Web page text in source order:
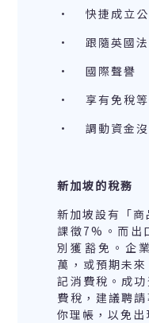
· 快捷成立公
· 跟隨英國法
· 國際聲譽
· 享有免稅等
· 調動資金沒
新加坡的稅務
新加坡設有「
課徵7%。而出
別獲豁免。企
萬，或預期未
記消費稅。成
費稅，建議聘
你理帳，以免出